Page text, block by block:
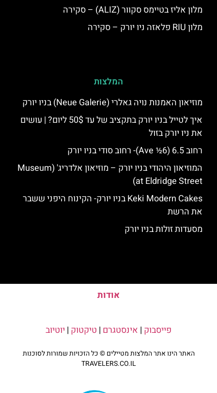
מלון אליז בטיימס סקוור (ALIZ) – סקירה
מלון RIU פלאזה ניו יורק – סקירה
המלצות
מוזיאון האמנות נויה גאלרי (Neue Galerie) בניו יורק
איך לטייל בניו יורק בתקציב של עד 50$ ליום? | עושים
את ניו יורק בזול
רחוב 6.5 (6½ Ave)- רחוב סודי בניו יורק
המוזיאון היהודי בניו יורק – מוזיאון אלדריג' (Museum
at Eldridge Street)
Keki Modern Cakes בניו יורק- הקינוח היפני ששבר
את הרשת
מסעדות זולות בניו יורק
אודות
פייסבוק | אינסטגרם | טיקטוק | יוטיוב
האתר הינו אתר המלצות מטיילים © כל הזכויות שמורות לסוכנות
TRAVELERS.CO.IL